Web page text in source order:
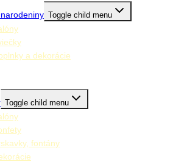
Toggle child menu
a dekorácie
Toggle child menu
fontány